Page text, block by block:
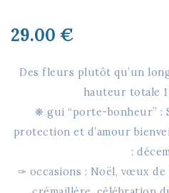
29.00 €
Des fleurs plutôt qu’un
hauteur totale
❋ gui “porte-bonheur” :
protection et d’amour
:
✑ occasions : Noël, vœux de